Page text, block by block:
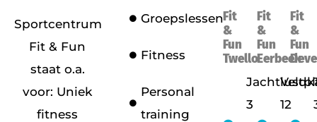
Sportcentrum
Fit & Fun
staat o.a.
voor: Uniek
fitness
Groepslessen
Fitness
Personal
training
Fit
&
Fun
Twello
3
Fit
&
Fun
Eerbeek
12
Fit
&
Fun